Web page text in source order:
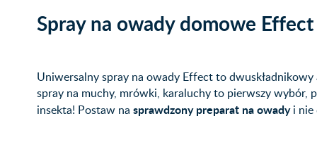
Spray na owady domowe
Uniwersalny spray na owady Effect to
spray na muchy, mrówki, karaluchy to pierwszy wybór,
insekta! Postaw na sprawdzony preparat na owadyi nie